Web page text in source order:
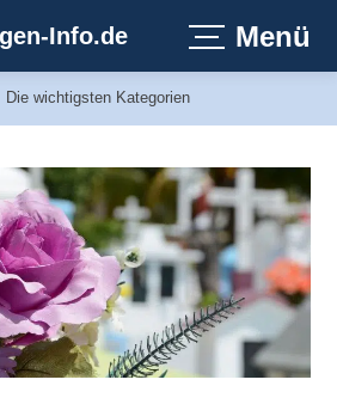
Info.de Menü
Die wichtigsten Kategorien